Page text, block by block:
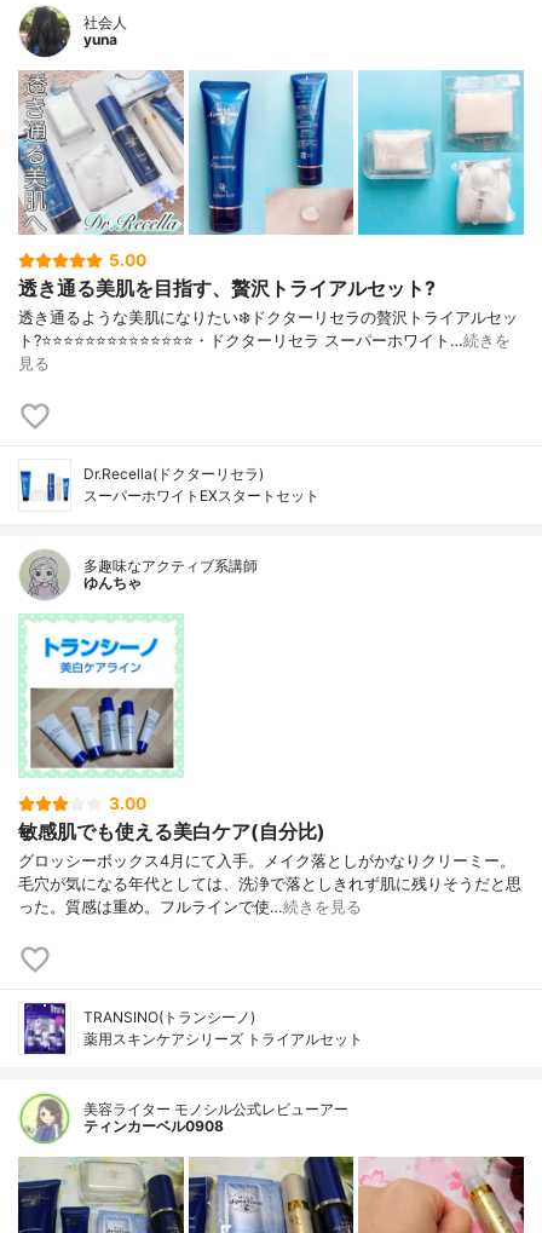
社会人
yuna
5.00
透き通る美肌を目指す、贅沢トライアルセット?
透き通るような美肌になりたい❄️ドクターリセラの贅沢トライアルセッ
ト?⭐️⭐️⭐️⭐️⭐️⭐️⭐️⭐️⭐️⭐️⭐️⭐️⭐️⭐️・ドクターリセラ スーパーホワイト…続きを
見る
Dr.Recella(ドクターリセラ)
スーパーホワイトEXスタートセット
多趣味なアクティブ系講師
ゆんちゃ
3.00
敏感肌でも使える美白ケア(自分比)
グロッシーボックス4月にて入手。メイク落としがかなりクリーミー。
毛穴が気になる年代としては、洗浄で落としきれず肌に残りそうだと思
った。質感は重め。フルラインで使…続きを見る
TRANSINO(トランシーノ)
薬用スキンケアシリーズ トライアルセット
美容ライター モノシル公式レビューアー
ティンカーベル0908